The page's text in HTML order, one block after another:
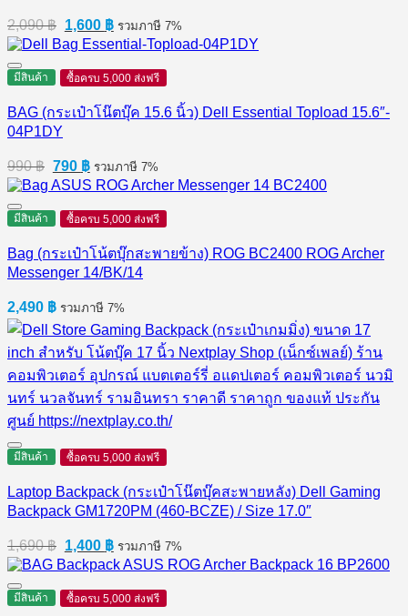
2,090฿ Original
price
was:
2,090 ฿.
1,600 ฿Current
price
is:
1,600 ฿.
รวมภาษี 7%
มีสินค้า ซื้อครบ 5,000 ส่งฟรี
BAG (กระเป๋าโน๊ตบุ๊ค 15.6 นิ้ว) Dell Essential Topload 15.6″-
04P1DY
990฿ Original
price
was:
990 ฿.
790 ฿Current
price
is:
790 ฿.
รวมภาษี 7%
มีสินค้า ซื้อครบ 5,000 ส่งฟรี
Bag (กระเป๋าโน้ตบุ๊กสะพายข้าง) ROG BC2400 ROG Archer
Messenger 14/BK/14
2,490 ฿ รวมภาษี 7%
มีสินค้า ซื้อครบ 5,000 ส่งฟรี
Laptop Backpack (กระเป๋าโน๊ตบุ๊คสะพายหลัง) Dell Gaming
Backpack GM1720PM (460-BCZE) / Size 17.0″
1,690฿ Original
price
was:
1,690 ฿.
1,400 ฿Current
price
is:
1,400 ฿.
รวมภาษี 7%
มีสินค้า ซื้อครบ 5,000 ส่งฟรี